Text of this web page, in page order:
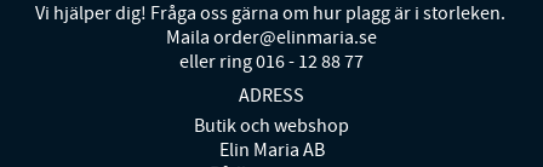
Vi hjälper dig! Fråga oss gärna om hur plagg är i storleken.
Maila order@elinmaria.se
eller ring 016 - 12 88 77
ADRESS
Butik och webshop
Elin Maria AB